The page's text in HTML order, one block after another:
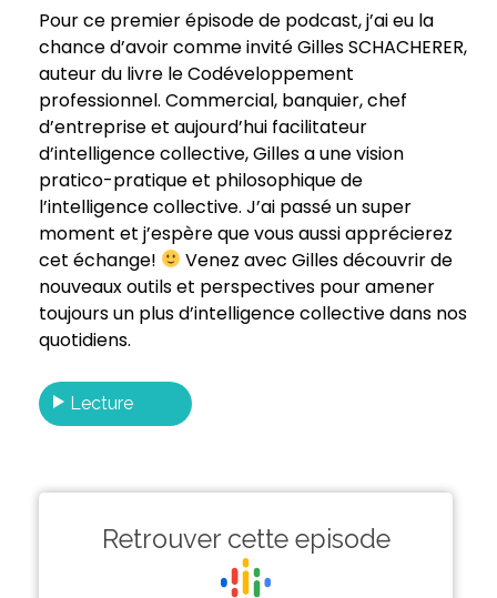
Pour ce premier épisode de podcast, j’ai eu la
chance d’avoir comme invité Gilles SCHACHERER,
auteur du livre le Codéveloppement
professionnel. Commercial, banquier, chef
d’entreprise et aujourd’hui facilitateur
d’intelligence collective, Gilles a une vision
pratico-pratique et philosophique de
l’intelligence collective. J’ai passé un super
moment et j’espère que vous aussi apprécierez
cet échange!
Venez avec Gilles découvrir de
nouveaux outils et perspectives pour amener
toujours un plus d’intelligence collective dans nos
quotidiens.
Lecture
Retrouver cette episode